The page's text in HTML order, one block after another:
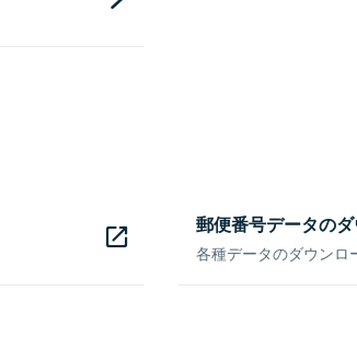
郵便番号データの
各種データのダウンロ